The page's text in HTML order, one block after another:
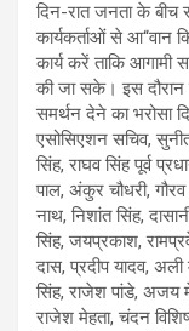
दिन-रात जनता के
कार्यकर्ताओं से आ“वान
कार्य करें ताकि
की जा सके। इस दौरान
समर्थन देने का भरोसा
एसोसिएशन सचिव,
सिंह, राघव सिंह पूर्व
पाल, अंकुर चौधरी, गौरव
नाथ, निशांत सिंह,
सिंह, जयप्रकाश,
दास, प्रदीप यादव,
सिंह, राजेश पांडे, अजय
राजेश मेहता, चंदन